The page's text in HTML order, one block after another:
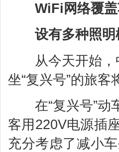
WiFi网络覆
设有多种照明
从今天开始，中
坐“复兴号”的旅
在“复兴号”动
客用220V电源插
充分考虑了减小